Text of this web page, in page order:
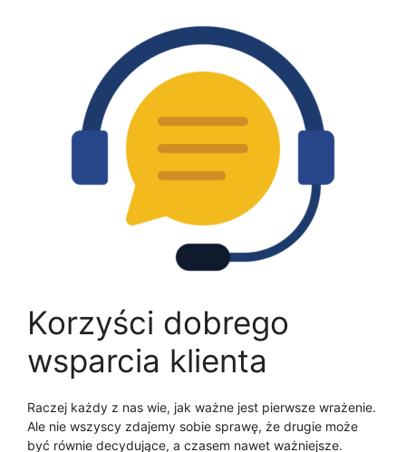
Korzyści dobrego
wsparcia klienta
Raczej każdy z nas wie, jak ważne jest pierwsze wrażenie.
Ale nie wszyscy zdajemy sobie sprawę, że drugie może
być równie decydujące, a czasem nawet ważniejsze.